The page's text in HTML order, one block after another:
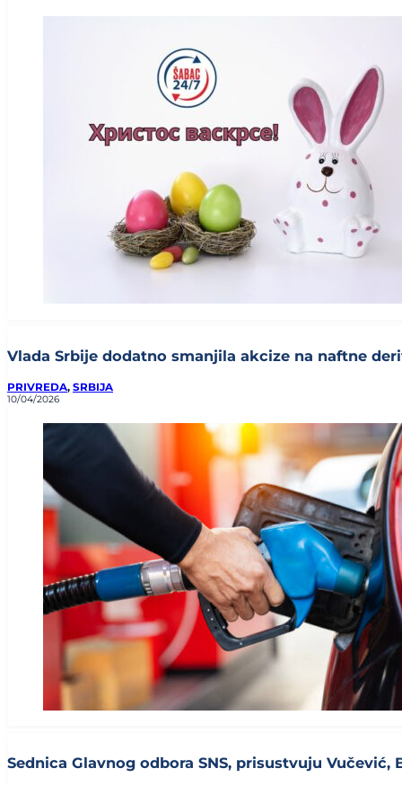
Vlada Srbije dodatno smanjila akcize na naftne
PRIVREDA, SRBIJA
10/04/2026
Sednica Glavnog odbora SNS, prisustvuju Vučević,